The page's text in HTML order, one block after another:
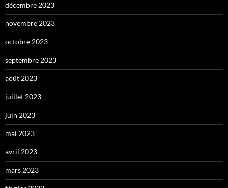
décembre 2023
novembre 2023
octobre 2023
septembre 2023
août 2023
juillet 2023
juin 2023
mai 2023
avril 2023
mars 2023